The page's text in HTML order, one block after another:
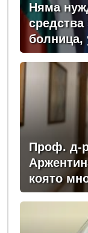
Няма
средства
болница,
Ивкова
Проф. д-
която